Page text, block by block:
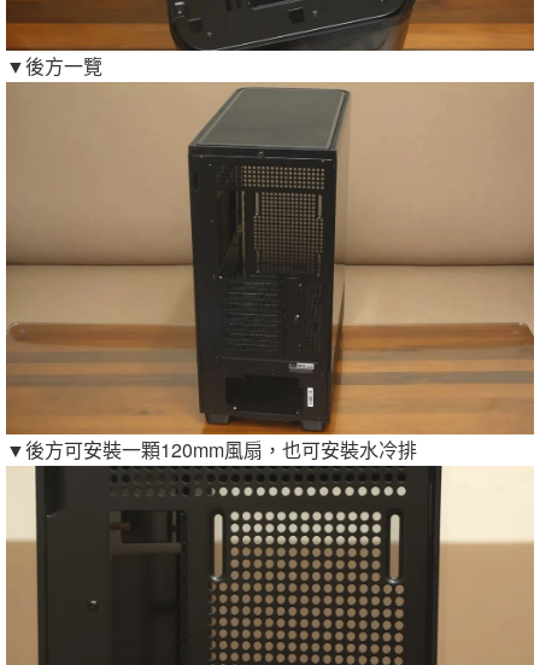
▼後方一覽
▼後方可安裝一顆120mm風扇，也可安裝水冷排